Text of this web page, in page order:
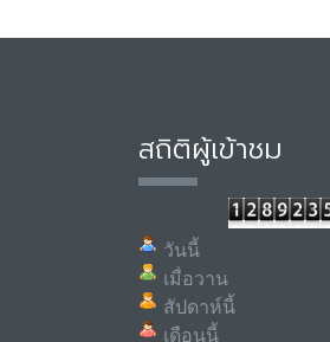
สถิติผู้เข้าชม
วันนี้
เมื่อวาน
สัปดาห์นี้
เดือนนี้